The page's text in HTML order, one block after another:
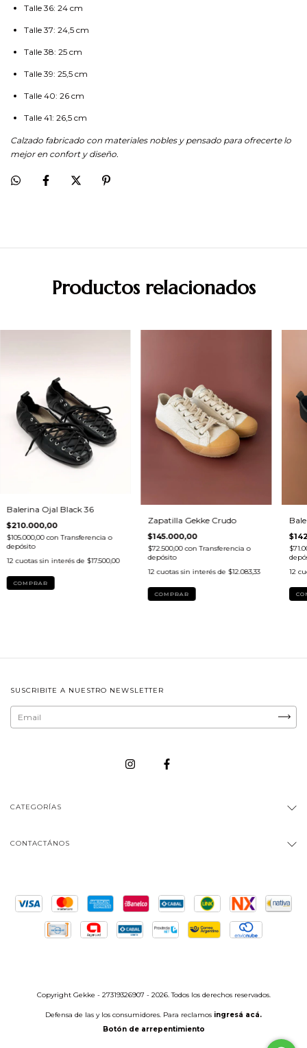
Talle 36: 24 cm
Talle 37: 24,5 cm
Talle 38: 25 cm
Talle 39: 25,5 cm
Talle 40: 26 cm
Talle 41: 26,5 cm
Calzado fabricado con materiales nobles y pensado para ofrecerte lo
mejor en confort y diseño.
Productos relacionados
Balerina Ojal Black 36
$210.000,00
$105.000,00con Transferencia o
depósito
12 cuotas sin interés de $17.500,00
COMPRAR
Zapatilla Gekke Crudo
$145.000,00
$72.500,00con Transferencia o
depósito
12 cuotas sin interés de $12.083,33
COMPRAR
12
SUSCRIBITE A NUESTRO NEWSLETTER
CATEGORÍAS
CONTACTÁNOS
Copyright Gekke - 27319326907 - 2026. Todos los derechos reservados.
Defensa de las y los consumidores. Para reclamos ingresá acá.
Botón de arrepentimiento